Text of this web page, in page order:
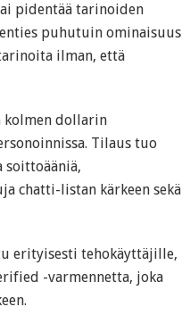
pidentää tarinoiden
puhutuin ominaisuus
ilman, että
kolmen dollarin
Tilaus tuo
soittoääniä,
chatti-listan kärkeen sekä
erityisesti tehokäyttäjille,
-varmennetta, joka